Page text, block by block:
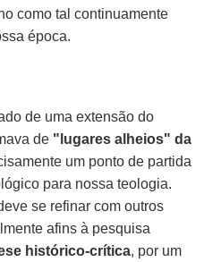
como tal continuamente
época.
de uma extensão do
de "lugares alheios" da
um ponto de partida
para nossa teologia.
se refinar com outros
afins à pesquisa
histórico-crítica, por um